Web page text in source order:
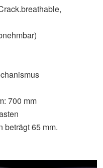
700 mm
beträgt 65 mm.